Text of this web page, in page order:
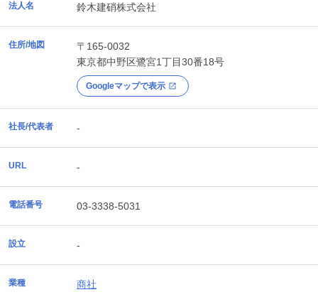
法人名 鈴木建硝株式会社
住所/地図
〒165-0032
東京都中野区鷺宮1丁目30番18号
Googleマップで表示
社長/代表者 -
URL -
電話番号 03-3338-5031
設立 -
業種 商社